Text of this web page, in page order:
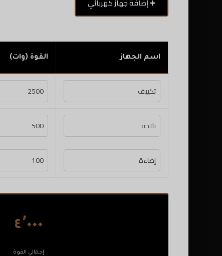
➕ إضافة جهاز كهربائي
اسم الجهاز القوة (وات)
٤٬٠٠٠
إجمالي القوة